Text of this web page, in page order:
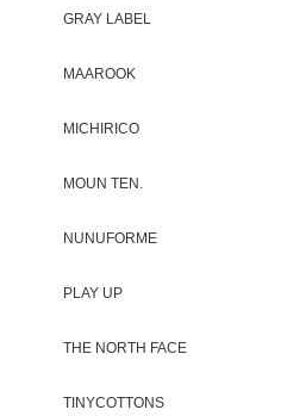
GRAY LABEL
MAAROOK
MICHIRICO
MOUN TEN.
NUNUFORME
PLAY UP
THE NORTH FACE
TINYCOTTONS